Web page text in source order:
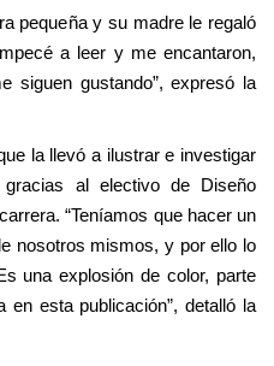
pequeña y su madre le regaló
a leer y me encantaron,
siguen gustando”, expresó la
la llevó a ilustrar e investigar
gracias al electivo de Diseño
“Teníamos que hacer un
nosotros mismos, y por ello lo
una explosión de color, parte
en esta publicación”, detalló la